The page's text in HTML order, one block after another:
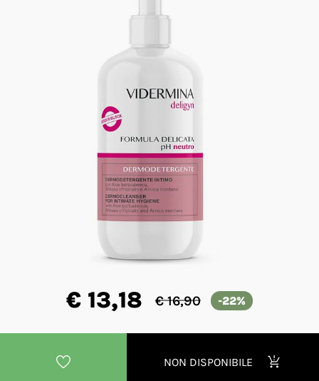
€ 13,18 € 16,90 -22%
NON DISPONIBILE